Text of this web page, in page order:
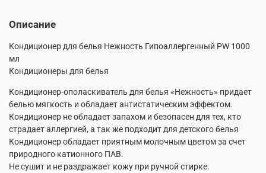
Описание
Кондиционер для белья Нежность Гипоаллергенный PW 1000
мл
Кондиционеры для белья
Кондиционер-ополаскиватель для белья «Нежность» придает
белью мягкость и обладает антистатическим эффектом.
Кондиционер не обладает запахом и безопасен для тех, кто
страдает аллергией, а так же подходит для детского белья
Кондиционер обладает приятным молочным цветом за счет
природного катионного ПАВ.
Не сушит и не раздражает кожу при ручной стирке.